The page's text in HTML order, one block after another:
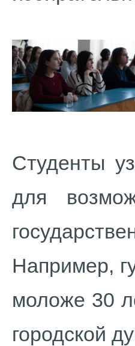
Студенты
для
Например,
моложе 30
городской